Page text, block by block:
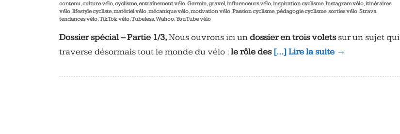
contenu,culture vélo,cyclisme,entraînement vélo,Garmin,gravel,influenceurs vélo,inspiration cyclisme,Instagram vélo,itinéraires
vélo,lifestyle cycliste,matériel vélo,mécanique vélo,motivation vélo,Passion cyclisme,pédagogie cyclisme,sorties vélo,Strava,
tendances vélo,TikTok vélo,Tubeless,Wahoo,YouTube vélo
Dossier spécial – Partie 1/3,Nous ouvrons ici undossier en trois voletssur un sujet qui
traverse désormais tout le monde du vélo :le rôle des[…] Lire la suite →